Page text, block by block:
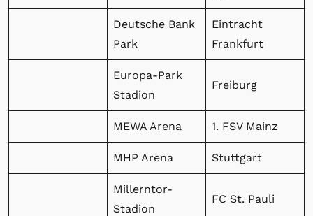
Deutsche Bank
Park
Eintracht
Frankfurt
Europa-Park
Stadion
Freiburg
MEWA Arena 1. FSV Mainz
MHP Arena Stuttgart
Millerntor-
Stadion
FC St. Pauli